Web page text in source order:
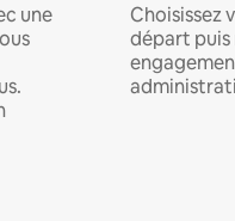
une
Choisissez
départ puis